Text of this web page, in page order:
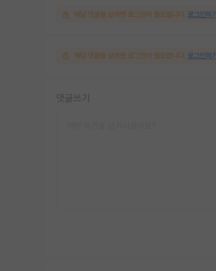
해당 댓글을 보려면 로그인이 필요합니다. 로그인하기
해당 댓글을 보려면 로그인이 필요합니다. 로그인하기
댓글쓰기